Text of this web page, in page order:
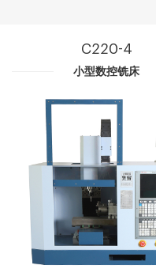
C220-4
小型数控铣床